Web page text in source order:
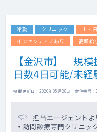
常勤 クリニック 土・
インセンティブあり
高額給
【金沢市】 規
日数4日可能/未経
掲載更新日 : 2026年05月28日 案件番号 :
担当エージェントよ
・訪問診療専門クリニッ